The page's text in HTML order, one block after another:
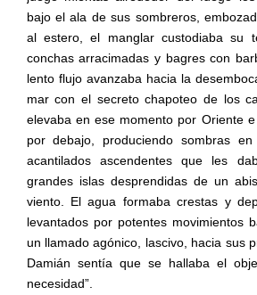
bajo el ala de sus sombreros,
al estero, el manglar custodiaba su
conchas arracimadas y bagres con
lento flujo avanzaba hacia la
mar con el secreto chapoteo de los
elevaba en ese momento por Oriente
por debajo, produciendo sombras
acantilados ascendentes que les
grandes islas desprendidas de un
viento. El agua formaba crestas y
levantados por potentes movimientos
un llamado agónico, lascivo, hacia sus
Damián sentía que se hallaba el
necesidad”.